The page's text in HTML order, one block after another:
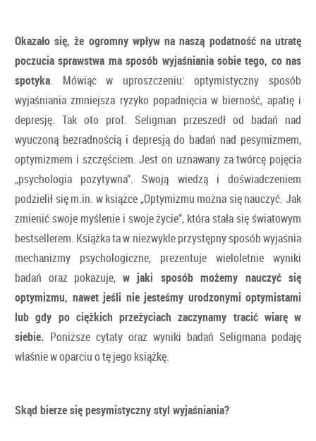
Okazało się, że ogromny wpływ na naszą podatność na utratę
poczucia sprawstwa ma sposób wyjaśniania sobie tego, co nas
spotyka. Mówiąc w uproszczeniu: optymistyczny sposób
wyjaśniania zmniejsza ryzyko popadnięcia w bierność, apatię i
depresję. Tak oto prof. Seligman przeszedł od badań nad
wyuczoną bezradnością i depresją do badań nad pesymizmem,
optymizmem i szczęściem. Jest on uznawany za twórcę pojęcia
„psychologia pozytywna”. Swoją wiedzą i doświadczeniem
podzielił się m.in. w książce „Optymizmu można się nauczyć. Jak
zmienić swoje myślenie i swoje życie”, która stała się światowym
bestsellerem. Książka ta w niezwykle przystępny sposób wyjaśnia
mechanizmy psychologiczne, prezentuje wieloletnie wyniki
badań oraz pokazuje, w jaki sposób możemy nauczyć się
optymizmu, nawet jeśli nie jesteśmy urodzonymi optymistami
lub gdy po ciężkich przeżyciach zaczynamy tracić wiarę w
siebie. Poniższe cytaty oraz wyniki badań Seligmana podaję
właśnie w oparciu o tę jego książkę.
Skąd bierze się pesymistyczny styl wyjaśniania?